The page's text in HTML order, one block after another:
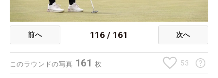
前へ 116 / 161 次へ
このラウンドの写真 161 枚 53